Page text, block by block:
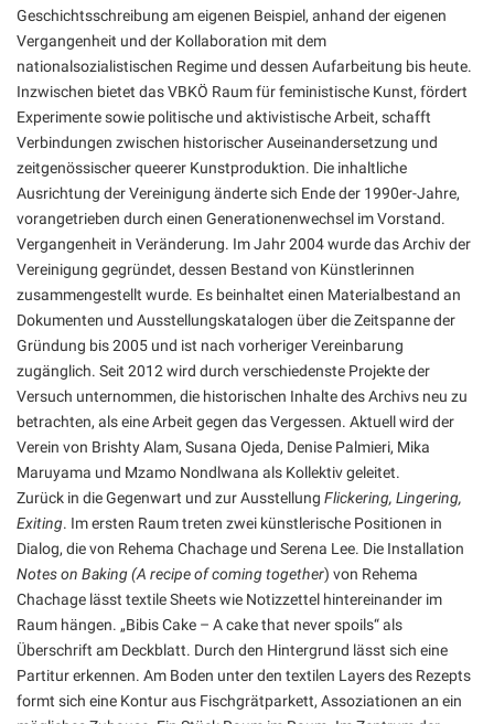
Geschichtsschreibung am eigenen Beispiel, anhand der eigenen
Vergangenheit und der Kollaboration mit dem
nationalsozialistischen Regime und dessen Aufarbeitung bis heute.
Inzwischen bietet das VBKÖ Raum für feministische Kunst, fördert
Experimente sowie politische und aktivistische Arbeit, schafft
Verbindungen zwischen historischer Auseinandersetzung und
zeitgenössischer queerer Kunstproduktion. Die inhaltliche
Ausrichtung der Vereinigung änderte sich Ende der 1990er-Jahre,
vorangetrieben durch einen Generationenwechsel im Vorstand.
Vergangenheit in Veränderung. Im Jahr 2004 wurde das Archiv der
Vereinigung gegründet, dessen Bestand von Künstlerinnen
zusammengestellt wurde. Es beinhaltet einen Materialbestand an
Dokumenten und Ausstellungskatalogen über die Zeitspanne der
Gründung bis 2005 und ist nach vorheriger Vereinbarung
zugänglich. Seit 2012 wird durch verschiedenste Projekte der
Versuch unternommen, die historischen Inhalte des Archivs neu zu
betrachten, als eine Arbeit gegen das Vergessen. Aktuell wird der
Verein von Brishty Alam, Susana Ojeda, Denise Palmieri, Mika
Maruyama und Mzamo Nondlwana als Kollektiv geleitet.
Zurück in die Gegenwart und zur Ausstellung Flickering, Lingering,
Exiting. Im ersten Raum treten zwei künstlerische Positionen in
Dialog, die von Rehema Chachage und Serena Lee. Die Installation
Notes on Baking (A recipe of coming together) von Rehema
Chachage lässt textile Sheets wie Notizzettel hintereinander im
Raum hängen. „Bibis Cake – A cake that never spoils“ als
Überschrift am Deckblatt. Durch den Hintergrund lässt sich eine
Partitur erkennen. Am Boden unter den textilen Layers des Rezepts
formt sich eine Kontur aus Fischgrätparkett, Assoziationen an ein